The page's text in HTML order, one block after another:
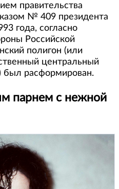
правительства
№ 409 президента
года, согласно
Российской
полигон (или
центральный
был расформирован.
парнем с нежной